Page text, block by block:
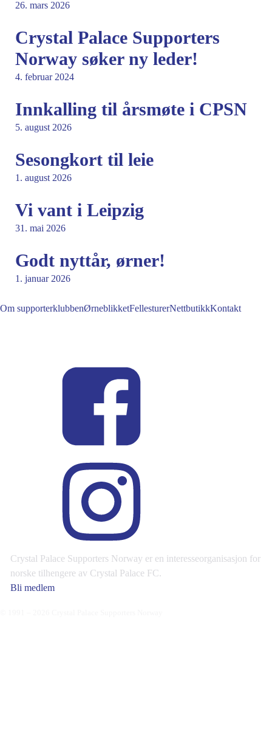
26. mars 2026
Crystal Palace Supporters
Norway søker ny leder!
4. februar 2024
Innkalling til årsmøte i CPSN
5. august 2026
Sesongkort til leie
1. august 2026
Vi vant i Leipzig
31. mai 2026
Godt nyttår, ørner!
1. januar 2026
Om supporterklubbenØrneblikketFellesturerNettbutikkKontakt
Crystal Palace Supporters Norway er en interesseorganisasjon for
norske tilhengere av Crystal Palace FC.
Bli medlem